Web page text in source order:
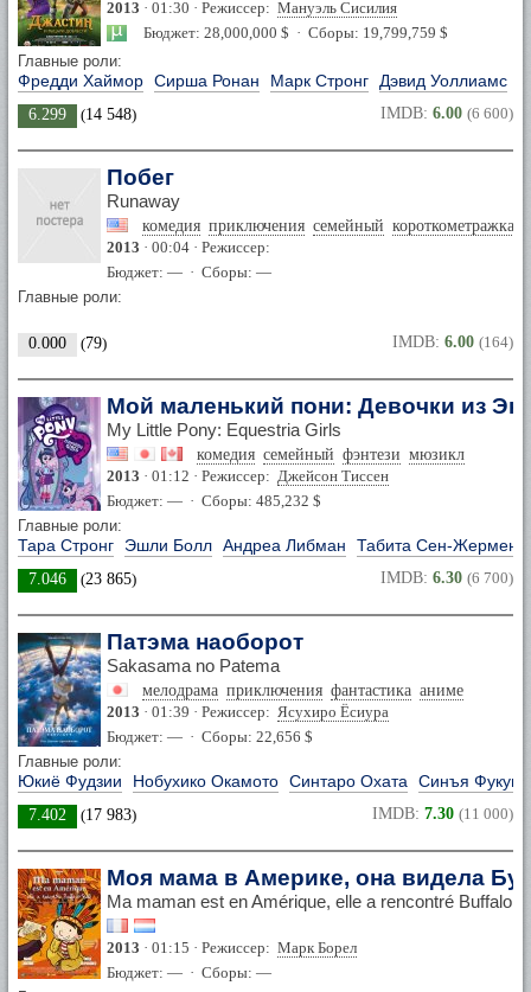
2013 · 01:30 · Режиссер: Мануэль Сисилия
Бюджет: 28,000,000 $ · Сборы: 19,799,759 $
Главные роли:
Фредди Хаймор Сирша Ронан Марк Стронг Дэвид Уоллиамс
6.299 (14 548) IMDB: 6.00 (6 600)
Побег
Runaway
комедия приключения семейный короткометражка
2013 · 00:04 · Режиссер:
Бюджет: — · Сборы: —
Главные роли:
0.000 (79) IMDB: 6.00 (164)
Мой маленький пони: Девочки из
My Little Pony: Equestria Girls
комедия семейный фэнтези мюзикл
2013 · 01:12 · Режиссер: Джейсон Тиссен
Бюджет: — · Сборы: 485,232 $
Главные роли:
Тара Стронг Эшли Болл Андреа Либман Табита Сен-Жермен
7.046 (23 865) IMDB: 6.30 (6 700)
Патэма наоборот
Sakasama no Patema
мелодрама приключения фантастика аниме
2013 · 01:39 · Режиссер: Ясухиро Ёсиура
Бюджет: — · Сборы: 22,656 $
Главные роли:
Юкиё Фудзии Нобухико Окамото Синтаро Охата Синъя
7.402 (17 983) IMDB: 7.30 (11 000)
Моя мама в Америке, она видела
Ma maman est en Amérique, elle a rencontré Buffalo
2013 · 01:15 · Режиссер: Марк Борел
Бюджет: — · Сборы: —